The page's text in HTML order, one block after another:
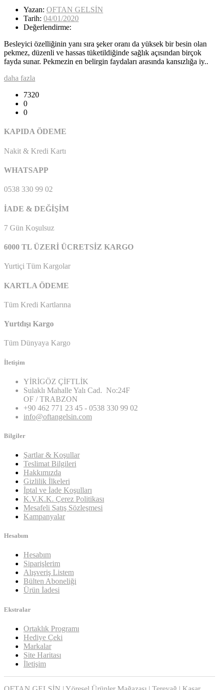
Yazan: OFTAN GELSİN
Tarih: 04/01/2020
Değerlendirme:
Besleyici özelliğinin yanı sıra şeker oranı da yüksek bir besin olan
pekmez, düzenli ve hassas tüketildiğinde sağlık açısından birçok
fayda sunar. Pekmezin en belirgin faydaları arasında kansızlığa iy..
daha fazla
7320
0
0
KAPIDA ÖDEME
Nakit & Kredi Kartı
WHATSAPP
0538 330 99 02
İADE & DEĞİŞİM
7 Gün Koşulsuz
6000 TL ÜZERİ ÜCRETSİZ KARGO
Yurtiçi Tüm Kargolar
KARTLA ÖDEME
Tüm Kredi Kartlarına
Yurtdışı Kargo
Tüm Dünyaya Kargo
İletişim
YİRİGÖZ ÇİFTLİK
Sulaklı Mahalle Yalı Cad. No:24F
OF / TRABZON
+90 462 771 23 45 - 0538 330 99 02
info@oftangelsin.com
Bilgiler
Şartlar & Koşullar
Teslimat Bilgileri
Hakkımızda
Gizlilik İlkeleri
İptal ve İade Koşulları
K.V.K.K. Çerez Politikası
Mesafeli Satış Sözleşmesi
Kampanyalar
Hesabım
Hesabım
Siparişlerim
Alışveriş Listem
Bülten Aboneliği
Ürün İadesi
Ekstralar
Ortaklık Programı
Hediye Çeki
Markalar
Site Haritası
İletişim